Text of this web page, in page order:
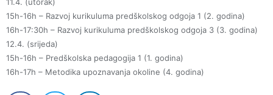
15h-16h – Razvoj kurikuluma predškolskog odgoja 1 (2. godina)
16h-17:30h – Razvoj kurikuluma predškolskog odgoja 3 (3. godina)
12.4. (srijeda)
15h-16h – Predškolska pedagogija 1 (1. godina)
16h-17h – Metodika upoznavanja okoline (4. godina)